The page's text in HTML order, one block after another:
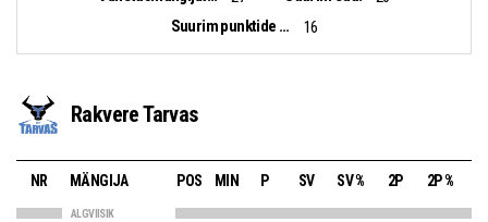
Suurim punktide vahe:
16
Rakvere Tarvas
NR MÄNGIJA POS MIN P SV SV % 2P 2P %
ALGVIISIK